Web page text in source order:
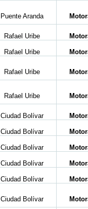
Puente Aranda
Rafael Uribe
Rafael Uribe
Rafael Uribe
Rafael Uribe
Ciudad Bolívar
Ciudad Bolívar
Ciudad Bolívar
Ciudad Bolívar
Ciudad Bolívar
Ciudad Bolívar